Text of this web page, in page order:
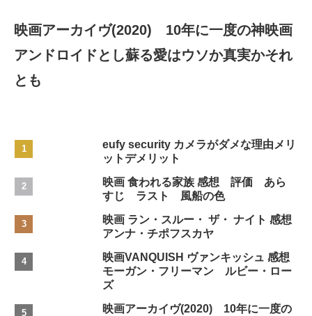
映画アーカイヴ(2020) 10年に一度の神映画
アンドロイドとし蘇る愛はウソか真実かそれ
とも
eufy security カメラがダメな理由メリ
ットデメリット
映画 食われる家族 感想 評価 あら
すじ ラスト 風船の色
映画 ラン・スルー・ ザ・ ナイト 感想
アンナ・チポフスカヤ
映画VANQUISH ヴァンキッシュ 感想
モーガン・フリーマン ルビー・ロー
ズ
映画アーカイヴ(2020) 10年に一度の